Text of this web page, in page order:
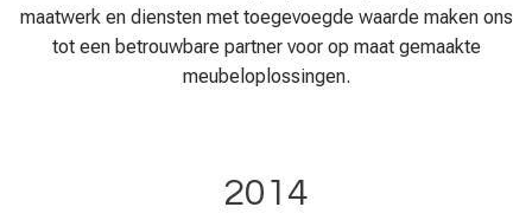
maatwerk en diensten met toegevoegde waarde maken ons
tot een betrouwbare partner voor op maat gemaakte
meubeloplossingen.
2014